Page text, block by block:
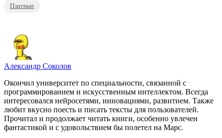
Платные
Александр Соколов
Окончил университет по специальности, связанной с
программированием и искусственным интеллектом. Всегда
интересовался нейросетями, инновациями, развитием. Также
любит вкусно поесть и писать тексты для пользователей.
Прочитал и продолжает читать книги, особенно увлечен
фантастикой и с удовольствием бы полетел на Марс.